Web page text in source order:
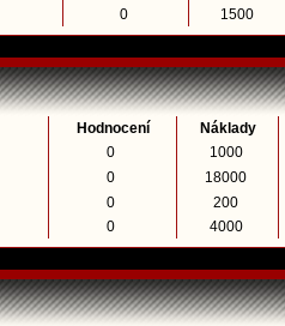
0 1500
Hodnocení
Náklady
0
1000
0
18000
0
200
0 4000